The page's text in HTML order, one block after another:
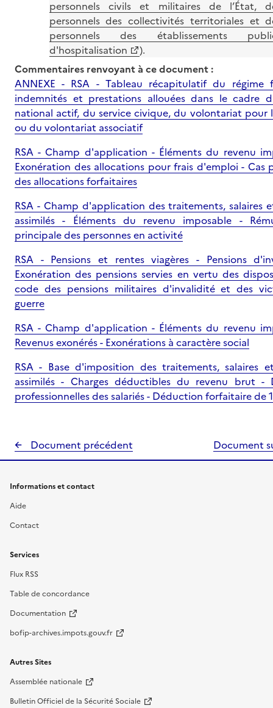
personnels civils et militaires de l’État,
personnels des collectivités territoriales et
personnels des établissements
d'hospitalisation
).
Commentaires renvoyant à ce document :
ANNEXE - RSA - Tableau récapitulatif du régime
indemnités et prestations allouées dans le cadre
national actif, du service civique, du volontariat pour
ou du volontariat associatif
RSA - Champ d'application - Éléments du revenu
Exonération des allocations pour frais d'emploi - Cas
des allocations forfaitaires
RSA - Champ d'application des traitements, salaires
assimilés - Éléments du revenu imposable -
principale des personnes en activité
RSA - Pensions et rentes viagères - Pensions
Exonération des pensions servies en vertu des
code des pensions militaires d'invalidité et des
guerre
RSA - Champ d'application - Éléments du revenu
Revenus exonérés - Exonérations à caractère social
RSA - Base d'imposition des traitements, salaires
assimilés - Charges déductibles du revenu brut -
professionnelles des salariés - Déduction forfaitaire de
Document précédent Document
Informations et contact
Aide
Contact
Services
Flux RSS
Table de concordance
Documentation
bofip-archives.impots.gouv.fr
Autres Sites
Assemblée nationale
Bulletin Officiel de la Sécurité Sociale